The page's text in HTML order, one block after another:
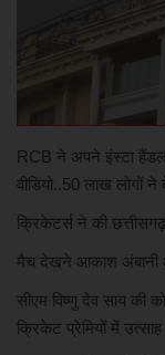
मनोरंजन
देश विदेश
RCB ने अपने इंस्टा हैंडल
वीडियो..50 लाख लोगों ने
क्रिकेटर्स ने की
मैच देखने आकाश अंबानी
सीएम विष्णु देव साय की
क्रिकेट प्रेमियों में उत्साह